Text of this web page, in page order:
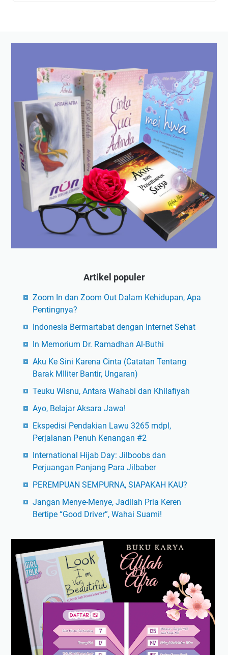
Artikel populer
Zoom In dan Zoom Out Dalam Kehidupan, Apa
Pentingnya?
Indonesia Bermartabat dengan Internet Sehat
In Memorium Dr. Ramadhan Al-Buthi
Aku Ke Sini Karena Cinta (Catatan Tentang
Barak MIliter Bantir, Ungaran)
Teuku Wisnu, Antara Wahabi dan Khilafiyah
Ayo, Belajar Aksara Jawa!
Ekspedisi Pendakian Lawu 3265 mdpl,
Perjalanan Penuh Kenangan #2
International Hijab Day: Jilboobs dan
Perjuangan Panjang Para Jilbaber
PEREMPUAN SEMPURNA, SIAPAKAH KAU?
Jangan Menye-Menye, Jadilah Pria Keren
Bertipe “Good Driver”, Wahai Suami!